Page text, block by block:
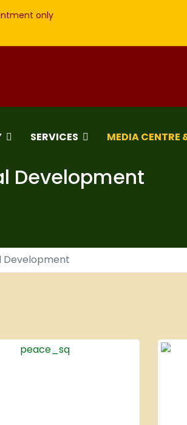
only
SERVICES MEDIA CENTRE
Development
Development